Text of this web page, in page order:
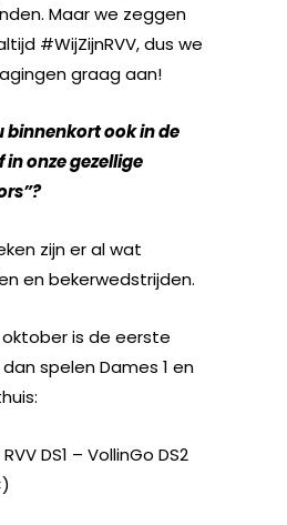
Maar we zeggen
#WijZijnRVV, dus we
graag aan!
binnenkort ook in de
onze gezellige
zijn er al wat
en bekerwedstrijden.
is de eerste
spelen Dames 1 en
DS1 – VollinGo DS2